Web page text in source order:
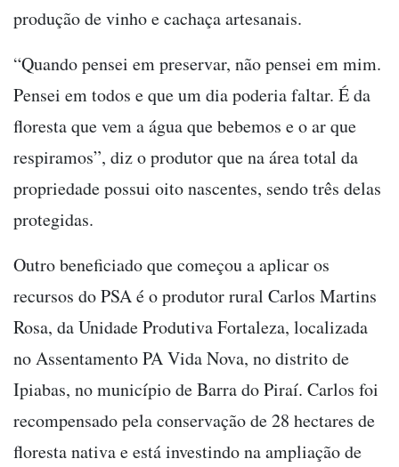
produção de vinho e cachaça artesanais.
“Quando pensei em preservar, não pensei em mim.
Pensei em todos e que um dia poderia faltar. É da
floresta que vem a água que bebemos e o ar que
respiramos”, diz o produtor que na área total da
propriedade possui oito nascentes, sendo três delas
protegidas.
Outro beneficiado que começou a aplicar os
recursos do PSA é o produtor rural Carlos Martins
Rosa, da Unidade Produtiva Fortaleza, localizada
no Assentamento PA Vida Nova, no distrito de
Ipiabas, no município de Barra do Piraí. Carlos foi
recompensado pela conservação de 28 hectares de
floresta nativa e está investindo na ampliação de